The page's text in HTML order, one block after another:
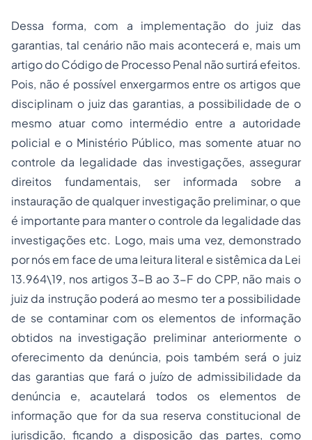
Dessa forma, com a implementação do juiz das
garantias, tal cenário não mais acontecerá e, mais um
artigo do Código de Processo Penal não surtirá efeitos.
Pois, não é possível enxergarmos entre os artigos que
disciplinam o juiz das garantias, a possibilidade de o
mesmo atuar como intermédio entre a autoridade
policial e o Ministério Público, mas somente atuar no
controle da legalidade das investigações, assegurar
direitos fundamentais, ser informada sobre a
instauração de qualquer investigação preliminar, o que
é importante para manter o controle da legalidade das
investigações etc. Logo, mais uma vez, demonstrado
por nós em face de uma leitura literal e sistêmica da Lei
13.964\19, nos artigos 3-B ao 3-F do CPP, não mais o
juiz da instrução poderá ao mesmo ter a possibilidade
de se contaminar com os elementos de informação
obtidos na investigação preliminar anteriormente o
oferecimento da denúncia, pois também será o juiz
das garantias que fará o juízo de admissibilidade da
denúncia e, acautelará todos os elementos de
informação que for da sua reserva constitucional de
jurisdição, ficando a disposição das partes, como